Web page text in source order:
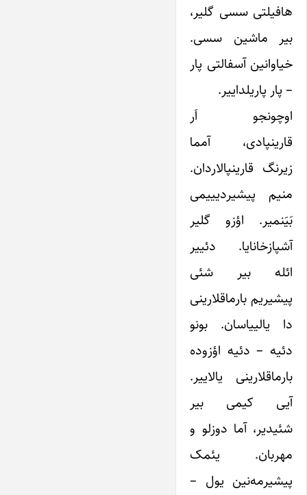
هافیلتی سسی گلیر،
بیر ماشین سسی.
خیاوانین آسفالتی پار
– پار پاریلداییر.
اوچونجو اَر
قارینپادی، آمما
زیرنگ قارینپالاردان.
منیم پیشیردیییمی‌
بَیَنمیر. اؤزو گلیر
آشپازخانایا. دئییر
ائله بیر شئی
پیشیریم بارماقلارینی
دا یالییاسان. بونو
دئیه – دئیه اؤزوده
بارماقلارینی یالاییر.
آیی کیمی‌ بیر
شئیدیر، آما دوزلو و
مهربان. یئمک
پیشیرمه‌نین یول –